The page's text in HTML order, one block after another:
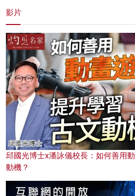
影片
邱國光博士x潘詠儀校長：如何善用
動機？